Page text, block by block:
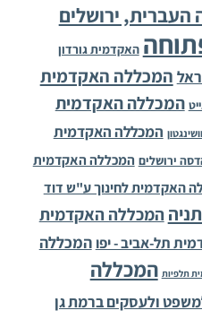
העברית, ירושלים
האקדמית גורדון
המכללה האקדמית
המכללה האקדמית
המכללה האקדמית
ירושלים המכללה האקדמית
האקדמית לחינוך ע"ש דוד
המכללה האקדמית
תל-אביב - יפו המכללה
תלפיות המכללה
ולעסקים ברמת גן